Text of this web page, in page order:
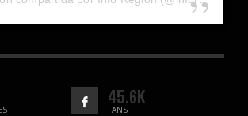
45.6K
FANS